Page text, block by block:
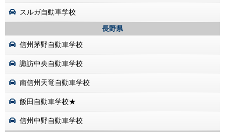
スルガ自動車学校
長野県
信州茅野自動車学校
諏訪中央自動車学校
南信州天竜自動車学校
飯田自動車学校★
信州中野自動車学校